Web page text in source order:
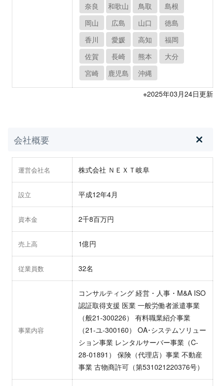
奈良
和歌山 鳥取
島根
岡山
広島 山口
徳島
香川
愛媛 高知
福岡
佐賀
長崎 熊本
大分
宮崎
鹿児島 沖縄
※2025年03月24日更新
会社概要
運営会社名 株式会社 ＮＥＸＴ岐阜
設立 平成12年4月
資本金 2千8百万円
売上高 1億円
従業員数 32名
事業内容
コンサルティング 経営・人事・M&A ISO
認証取得支援 医業 一般労働者派遣事業
（般21-300226） 有料職業紹介事業
（21-ユ-300160） OA･システムソリュー
ション事業 レンタルサーバー事業（C-
28-01891） 保険（代理店）事業 不動産
事業 古物商許可（第531021220376号）